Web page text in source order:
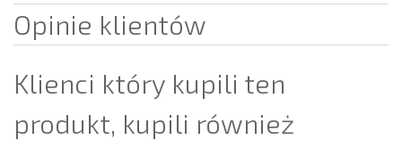
Opinie klientów
Klienci który kupili ten
produkt, kupili również